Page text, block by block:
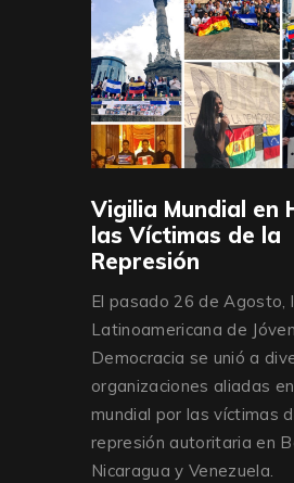
Vigilia Mundial en
las Víctimas de la
Represión
El pasado 26 de Agosto,
Latinoamericana de
Democracia se unió a
organizaciones aliadas
mundial por las víctimas
represión autoritaria en
Nicaragua y Venezuela.